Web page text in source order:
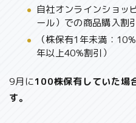
自社オンラインショッ
ール）での商品購入割
（株保有1年未満：
年以上40%割引）
9月に100株保有していた場
す。